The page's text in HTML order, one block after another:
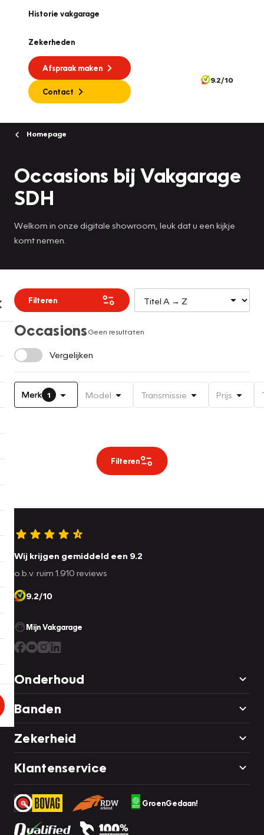
Historie vakgarage
Zekerheden
Afspraak maken
Contact
9.2/10
Homepage
Occasions bij Vakgarage
SDH
Welkom in onze digitale showroom, leuk dat u een kijkje
komt nemen.
Filteren
OccasionsGeen resultaten
Vergelijken
Merk 1 Model Transmissie Prijs
Filteren
Wij krijgen gemiddeld een 9.2
o.b.v. ruim 1.910 reviews
9.2/10
Mijn Vakgarage
Onderhoud
Banden
Zekerheid
Klantenservice
GroenGedaan!